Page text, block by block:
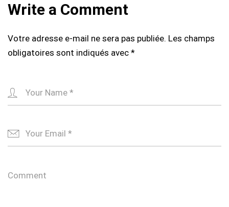
Write a Comment
Votre adresse e-mail ne sera pas publiée. Les champs
obligatoires sont indiqués avec *